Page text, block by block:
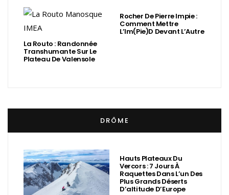
La Routo : Randonnée
Transhumante Sur Le
Plateau De Valensole
Rocher De Pierre Impie :
Comment Mettre
L’Im(Pie)d Devant L’Autre
DRÔME
Hauts Plateaux Du
Vercors : 7 Jours À
Raquettes Dans L’un Des
Plus Grands Déserts
D’altitude D’Europe